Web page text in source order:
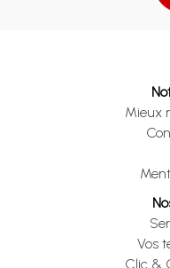
Mieux
Vos
Clic &